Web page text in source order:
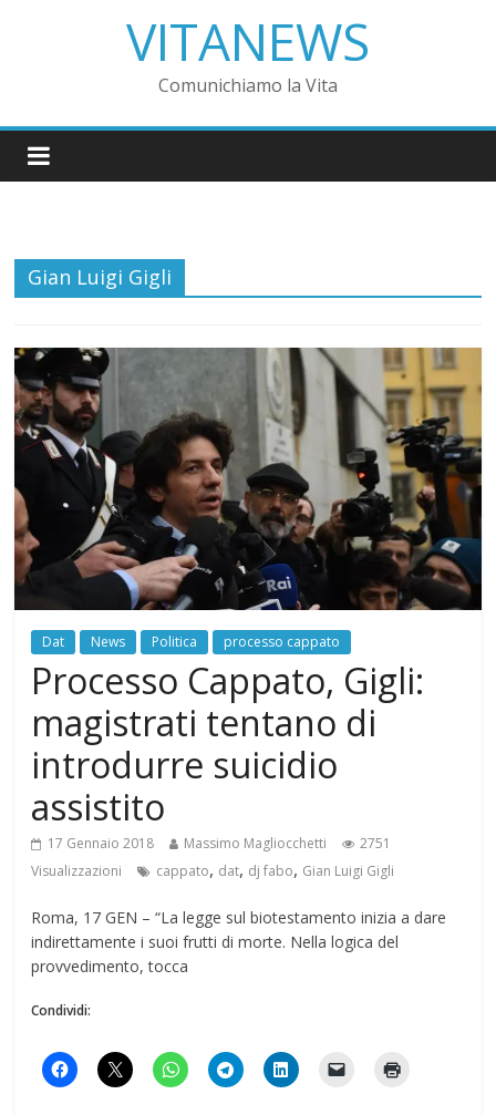
VITANEWS
Comunichiamo la Vita
Gian Luigi Gigli
Dat News Politica processo cappato
Processo Cappato, Gigli:
magistrati tentano di
introdurre suicidio
assistito
17 Gennaio 2018 Massimo Magliocchetti
2751
Visualizzazioni
cappato, dat, dj fabo, Gian Luigi Gigli
Roma, 17 GEN – “La legge sul biotestamento inizia a dare
indirettamente i suoi frutti di morte. Nella logica del
provvedimento, tocca
Condividi: